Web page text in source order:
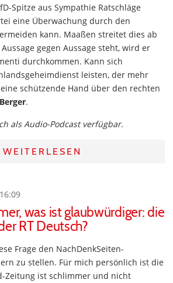
Spitze aus Sympathie Ratschläge
eine Überwachung durch den
kann. Maaßen streitet dies ab
gegen Aussage steht, wird er
durchkommen. Kann sich
leisten, der mehr
schützende Hand über den rechten
.
als Audio-Podcast verfügbar.
WEITERLESEN
was ist glaubwürdiger: die
RT Deutsch?
Frage den NachDenkSeiten-
zu stellen. Für mich persönlich ist die
Zeitung ist schlimmer und nicht